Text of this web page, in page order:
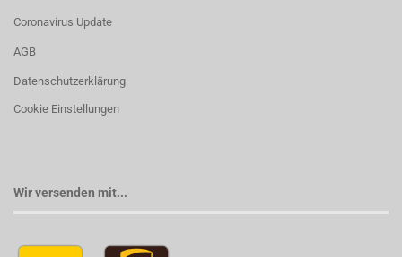
Coronavirus Update
AGB
Datenschutzerklärung
Cookie Einstellungen
Wir versenden mit...